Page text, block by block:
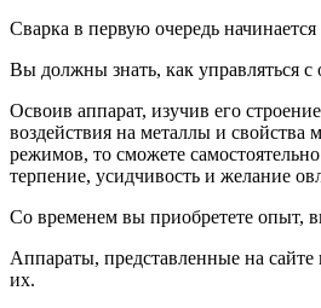
Сварка в первую очередь
Вы должны знать, как управляться
Освоив аппарат, изучив его
воздействия на металлы и свойства
режимов, то сможете
терпение, усидчивость и желание
Со временем вы приобретете опыт,
Аппараты, представленные на
их.